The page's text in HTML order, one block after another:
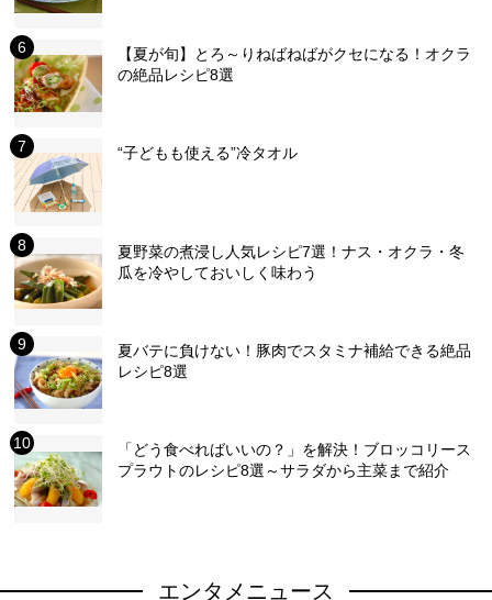
【夏が旬】とろ～りねばねばがクセになる！オクラ
の絶品レシピ8選
“子どもも使える”冷タオル
夏野菜の煮浸し人気レシピ7選！ナス・オクラ・冬
瓜を冷やしておいしく味わう
夏バテに負けない！豚肉でスタミナ補給できる絶品
レシピ8選
「どう食べればいいの？」を解決！ブロッコリース
プラウトのレシピ8選～サラダから主菜まで紹介
エンタメニュース